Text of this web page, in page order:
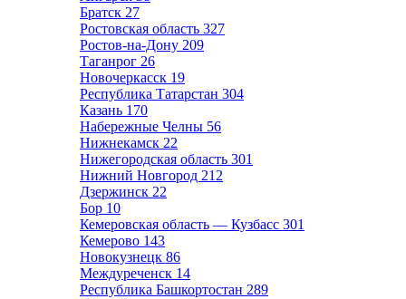
Братск 27
Ростовская область 327
Ростов-на-Дону 209
Таганрог 26
Новочеркасск 19
Республика Татарстан 304
Казань 170
Набережные Челны 56
Нижнекамск 22
Нижегородская область 301
Нижний Новгород 212
Дзержинск 22
Бор 10
Кемеровская область — Кузбасс 301
Кемерово 143
Новокузнецк 86
Междуреченск 14
Республика Башкортостан 289